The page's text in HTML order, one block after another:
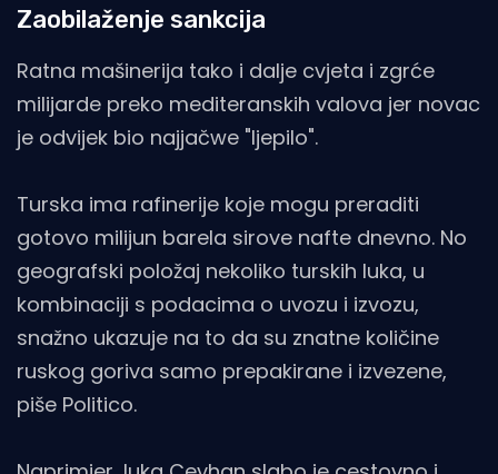
Zaobilaženje sankcija
Ratna mašinerija tako i dalje cvjeta i zgrće
milijarde preko mediteranskih valova jer novac
je odvijek bio najjačwe "ljepilo".
Turska ima rafinerije koje mogu preraditi
gotovo milijun barela sirove nafte dnevno. No
geografski položaj nekoliko turskih luka, u
kombinaciji s podacima o uvozu i izvozu,
snažno ukazuje na to da su znatne količine
ruskog goriva samo prepakirane i izvezene,
piše Politico.